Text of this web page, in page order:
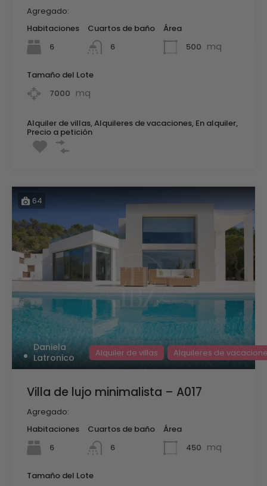
Agregado:
Habitaciones
6
Cuartos de baño
6
Área
500 mq
Tamaño del Lote
7000 mq
Alquiler de villas, Alquileres de vacaciones, En alquiler,
Precio a petición
64
Daniela
Latronico
Alquiler de villas Alquileres de
Villa de lujo minimalista – A017
Agregado:
Habitaciones
6
Cuartos de baño
6
Área
450 mq
Tamaño del Lote